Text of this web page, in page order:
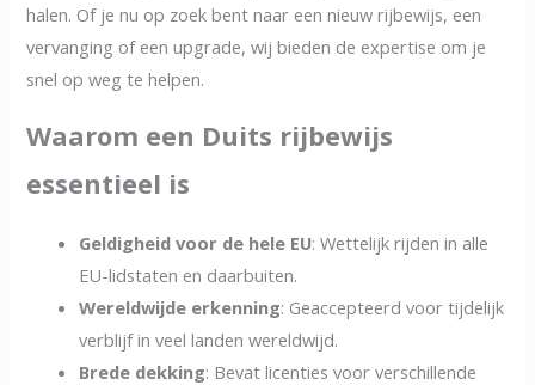
halen. Of je nu op zoek bent naar een nieuw rijbewijs, een
vervanging of een upgrade, wij bieden de expertise om je
snel op weg te helpen.
Waarom een Duits rijbewijs
essentieel is
Geldigheid voor de hele EU: Wettelijk rijden in alle
EU-lidstaten en daarbuiten.
Wereldwijde erkenning: Geaccepteerd voor tijdelijk
verblijf in veel landen wereldwijd.
Brede dekking: Bevat licenties voor verschillende